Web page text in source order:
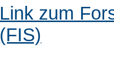
Link zum
(FIS)